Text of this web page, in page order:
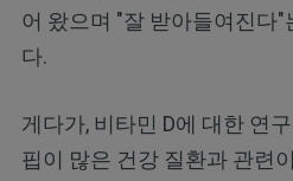
어 왔으며 "잘 받아들여진다"
다.
게다가, 비타민 D에 대한 연
핍이 많은 건강 질환과 관련